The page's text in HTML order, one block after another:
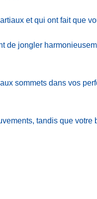
et qui ont fait que
de jongler
sommets dans vos
tandis que votre